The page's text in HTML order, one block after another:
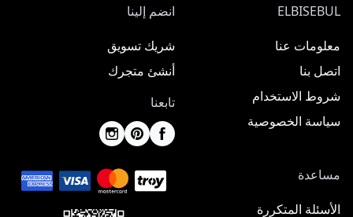
ELBISEBUL
معلومات عنا
اتصل بنا
شروط الاستخدام
سياسة الخصوصية
انضم إلينا
شريك تسويق
أنشئ متجرك
تابعنا
مساعدة
الأسئلة المتكررة